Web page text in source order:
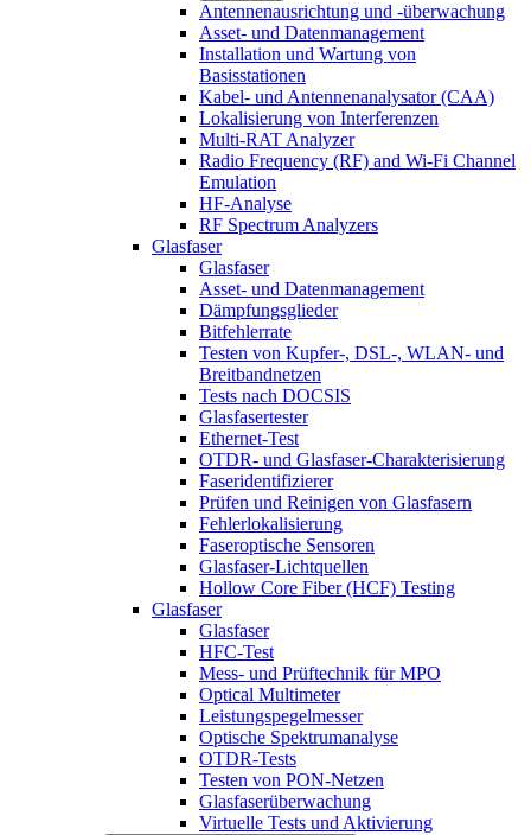
Antennenausrichtung und -überwachung
Asset- und Datenmanagement
Installation und Wartung von
Basisstationen
Kabel- und Antennenanalysator (CAA)
Lokalisierung von Interferenzen
Multi-RAT Analyzer
Radio Frequency (RF) and Wi-Fi Channel
Emulation
HF-Analyse
RF Spectrum Analyzers
Glasfaser
Glasfaser
Asset- und Datenmanagement
Dämpfungsglieder
Bitfehlerrate
Testen von Kupfer-, DSL-, WLAN- und
Breitbandnetzen
Tests nach DOCSIS
Glasfasertester
Ethernet-Test
OTDR- und Glasfaser-Charakterisierung
Faseridentifizierer
Prüfen und Reinigen von Glasfasern
Fehlerlokalisierung
Faseroptische Sensoren
Glasfaser-Lichtquellen
Hollow Core Fiber (HCF) Testing
Glasfaser
Glasfaser
HFC-Test
Mess- und Prüftechnik für MPO
Optical Multimeter
Leistungspegelmesser
Optische Spektrumanalyse
OTDR-Tests
Testen von PON-Netzen
Glasfaserüberwachung
Virtuelle Tests und Aktivierung